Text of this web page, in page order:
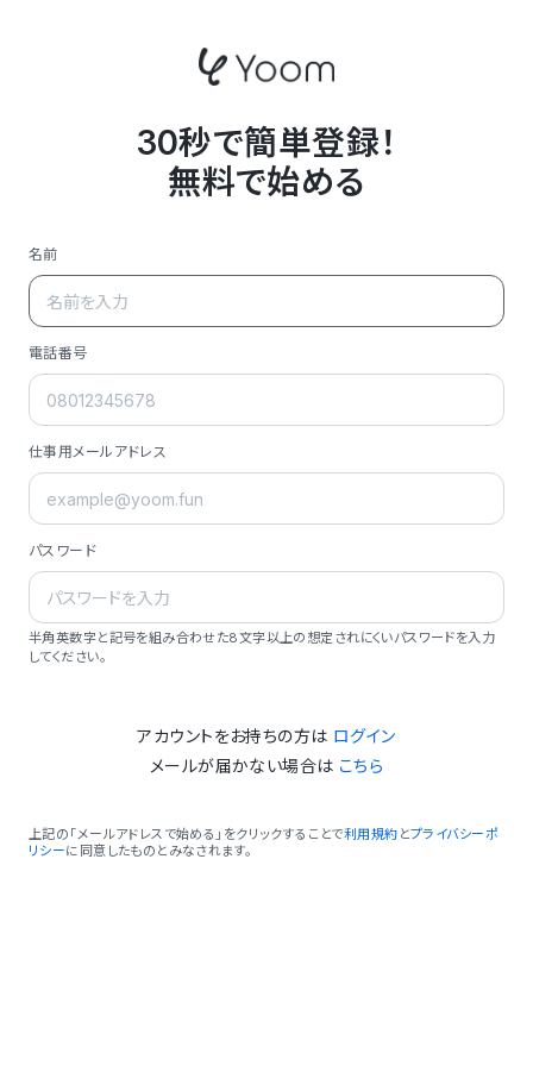
30秒で簡単登録！
無料で始める
名前
電話番号
仕事用メールアドレス
パスワード
半角英数字と記号を組み合わせた8文字以上の想定されにくいパスワードを入力
してください。
アカウントをお持ちの方は ログイン
メールが届かない場合は こちら
上記の「メールアドレスで始める」をクリックすることで利用規約 とプライバシーポ
リシーに同意したものとみなされます。